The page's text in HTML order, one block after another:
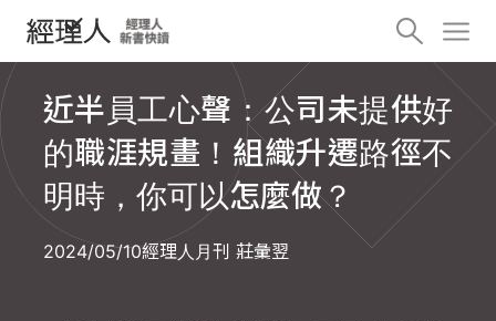
近半員工心聲：公司未提供好
的職涯規畫！組織升遷路徑不
明時，你可以怎麼做？
2024/05/10經理人月刊 莊彙翌